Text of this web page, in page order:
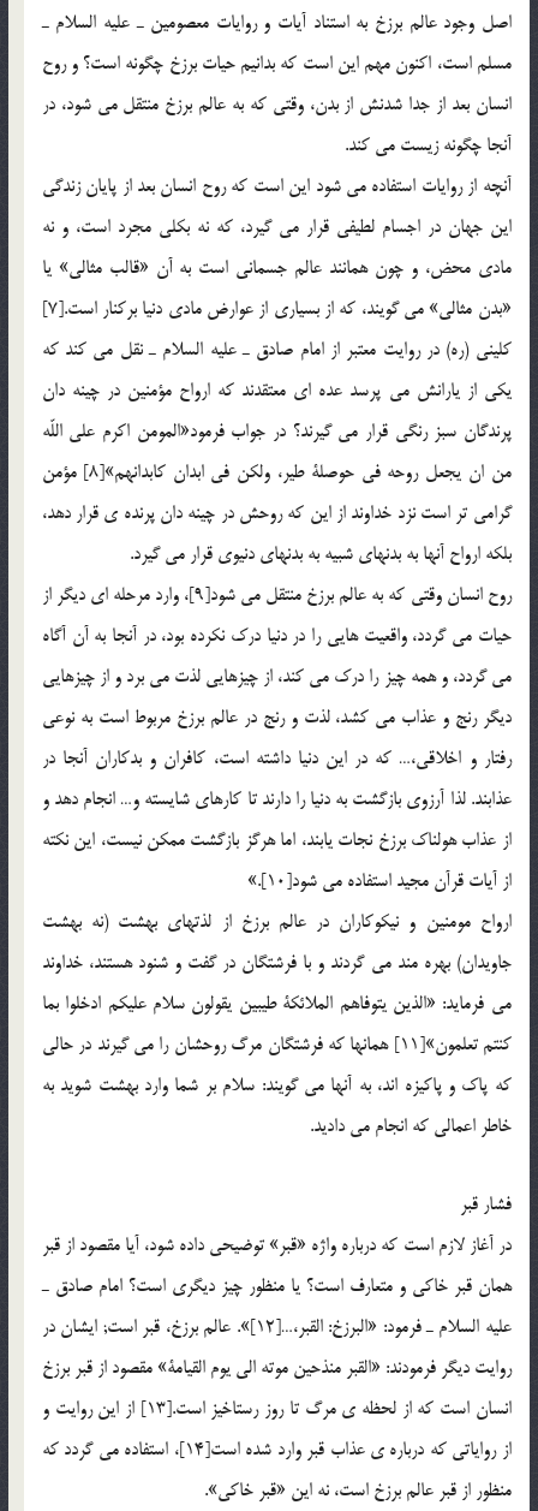
اصل وجود عالم برزخ به استناد آيات و روايات معصومين ـ عليه السلام ـ
مسلم است، اكنون مهم اين است كه بدانيم حيات برزخ چگونه است؟ و روح
انسان بعد از جدا شدنش از بدن، وقتي كه به عالم برزخ منتقل مي شود، در
آنجا چگونه زيست مي كند.
آنچه از روايات استفاده مي شود اين است كه روح انسان بعد از پايان زندگي
اين جهان در اجسام لطيفي قرار مي گيرد، كه نه بكلي مجرد است، و نه
مادي محض، و چون همانند عالم جسماني است به آن «قالب مثالي» يا
«بدن مثالي» مي گويند، كه از بسياري از عوارض مادي دنيا بركنار است.[7]
كليني (ره) در روايت معتبر از امام صادق ـ عليه السلام ـ نقل مي كند كه
يكي از يارانش مي پرسد عده اي معتقدند كه ارواح مؤمنين در چينه دان
پرندگان سبز رنگي قرار مي گيرند؟ در جواب فرمود«المومن اكرم علي اللّه
من ان يجعل روحه في حوصلة طير، ولكن في ابدان كابدانهم»[8] مؤمن
گرامي تر است نزد خداوند از اين كه روحش در چينه دان پرنده ي قرار دهد،
بلكه ارواح آنها به بدنهاي شبيه به بدنهاي دنيوي قرار مي گيرد.
روح انسان وقتي كه به عالم برزخ منتقل مي شود[9]، وارد مرحله اي ديگر از
حيات مي گردد، واقعيت هايي را در دنيا درك نكرده بود، در آنجا به آن آگاه
مي گردد، و همه چيز را درک مي كند، از چيزهايي لذت مي برد و از چيزهايي
ديگر رنج و عذاب مي كشد، لذت و رنج در عالم برزخ مربوط است به نوعي
رفتار و اخلاقي،… كه در اين دنيا داشته است، كافران و بدكاران آنجا در
عذابند. لذا آرزوي بازگشت به دنيا را دارند تا كارهاي شايسته و… انجام دهد و
از عذاب هولناك برزخ نجات يابند، اما هرگز بازگشت ممكن نيست، اين نكته
از آيات قرآن مجيد استفاده مي شود[10].»
ارواح مومنين و نيكوكاران در عالم برزخ از لذتهاي بهشت (نه بهشت
جاويدان) بهره مند مي گردند و با فرشتگان در گفت و شنود هستند، خداوند
مي فرمايد: «الذين يتوفاهم الملائكة طيبين يقولون سلام عليكم ادخلوا بما
كنتم تعلمون»[11] همانها كه فرشتگان مرگ روحشان را مي گيرند در حالي
كه پاك و پاكيزه اند، به آنها مي گويند: سلام بر شما وارد بهشت شويد به
خاطر اعمالي كه انجام مي داديد.
فشار قبر
در آغاز لازم است كه درباره واژه «قبر» توضيحي داده شود، آيا مقصود از قبر
همان قبر خاكي و متعارف است؟ يا منظور چيز ديگري است؟ امام صادق ـ
عليه السلام ـ فرمود: «البرزخ: القبر،…[12]». عالم برزخ، قبر است; ايشان در
روايت ديگر فرمودند: «القبر منذحين موته الي يوم القيامة» مقصود از قبر برزخ
انسان است كه از لحظه ي مرگ تا روز رستاخيز است.[13] از اين روايت و
از رواياتي كه درباره ي عذاب قبر وارد شده است[14]، استفاده مي گردد كه
منظور از قبر عالم برزخ است، نه اين «قبر خاكي».